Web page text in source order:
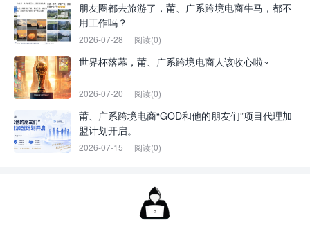
朋友圈都去旅游了，莆、广系跨境电商牛马，都不
用工作吗？
2026-07-28 阅读(0)
世界杯落幕，莆、广系跨境电商人该收心啦~
2026-07-20 阅读(0)
莆、广系跨境电商“GOD和他的朋友们”项目代理加
盟计划开启。
2026-07-15 阅读(0)